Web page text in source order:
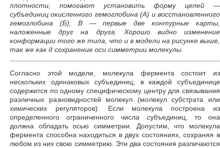
плотности, помогают установить форму цепей —
субъединиц окисленного гемоглобина (А) и восстановленного
гемоглобина (Б); В — первые две контурные карты,
наложенные друг на друга. Хорошо видно изменение
конформации того же типа, что и в модели на рисунке выше,
так же как д сохранение оси симметрии молекулы.
Согласно этой модели, молекула фермента состоит из
нескольких одинаковых субъединиц; в каждой субъединице
содержится по одному специфическому центру для связывания
различных разновидностей молекул (молекул субстрата или
химических регуляторов). Если молекула построена из
определенного ограниченного числа субъединиц, то она
должна обладать осью симметрии. Допустим, что молекула
фермента способна находиться в двух состояниях, сохраняя в
любом из них свою симметрию. Эти два состояния различаются